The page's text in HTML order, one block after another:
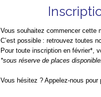
Vous souhaitez commencer cette
C’est possible : retrouvez toutes
Pour toute inscription en février*,
*sous réserve de places
Vous hésitez ? Appelez-nous pour